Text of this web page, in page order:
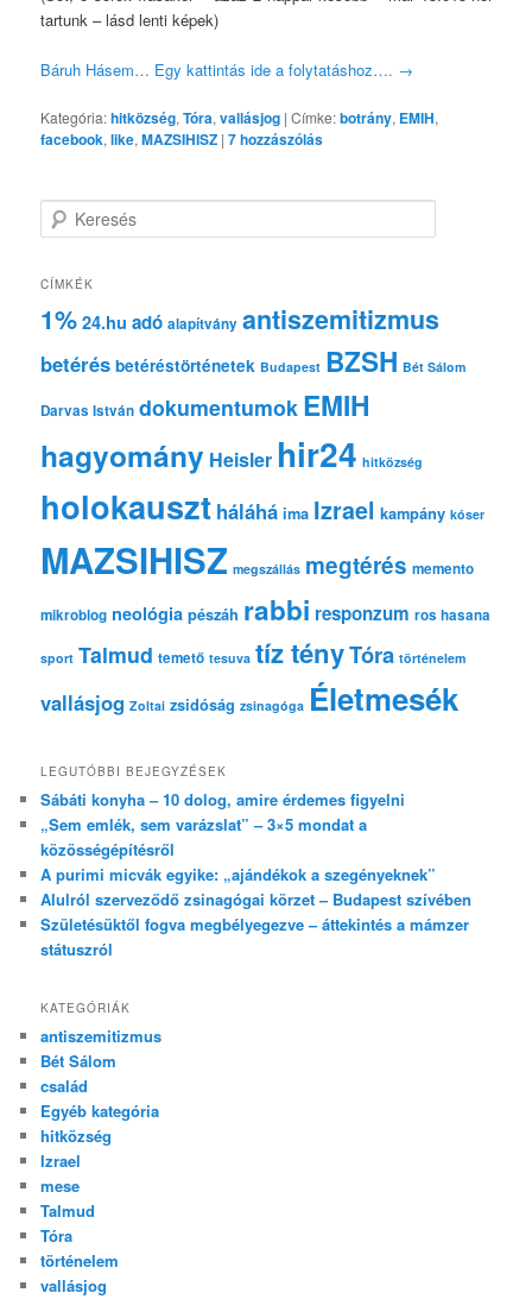
tartunk – lásd lenti képek)
Báruh Hásem… Egy kattintás ide a folytatáshoz…. →
Kategória:hitközség,Tóra,vallásjog |Címke:botrány, EMIH,
facebook,like,MAZSIHISZ |7hozzászólás
e
e
é
CÍMKÉK
1% 24.hu adó alapítvány antiszemitizmus
betérés betéréstörténetek Budapest BZSH Bét Sálom
Darvas István dokumentumok EMIH
hagyomány Heisler hir24 hitközség
holokauszt háláhá ima Izrael kampány kóser
MAZSIHISZ megszállás megtérés memento
mikroblog neológia pészáh rabbi responzum ros hasana
sport Talmud temető tesuva tíz tényTóra történelem
vallásjog Zoltai zsidóság zsinagóga Életmesék
LEGUTÓBBI BEJEGYZÉSEK
Sábáti konyha – 10 dolog, amire érdemes figyelni
„Sem emlék, sem varázslat” – 3×5 mondat a
közösségépítésről
A purimi micvák egyike: „ajándékok a szegényeknek”
Alulról szerveződő zsinagógai körzet – Budapest szívében
Születésüktől fogva megbélyegezve – áttekintés a mámzer
státuszról
KATEGÓRIÁK
antiszemitizmus
Bét Sálom
család
Egyéb kategória
hitközség
Izrael
mese
Talmud
Tóra
történelem
vallásjog